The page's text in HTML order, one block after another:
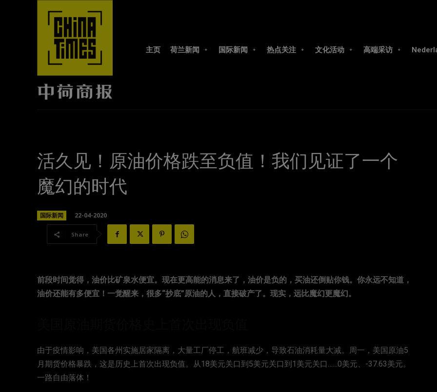
主页 荷兰新闻 国际新闻 热点关注 文化活动 高端采访
活久见！原油价格跌至负值！我们见证了一个
魔幻的时代
国际新闻 22-04-2020
Share
前段时间觉得，油价比矿泉水便宜。现在更高能的消息来了，油价是负的，买油还倒贴你钱。你永远不知道，
油价还能有多便宜！一觉醒来，很多“抄底”原油的人，直接破产了。现实，远比魔幻更魔幻。
由于疫情影响，美国各州实施居家隔离，大量工厂停工，航班减少，导致石油消耗量大减。周一，美国原油5
月期货价格暴跌，这是历史上首次出现负值。从18美元关口到5美元关口到1美元关口……0美元、-37.63美元。
一路自由落体！